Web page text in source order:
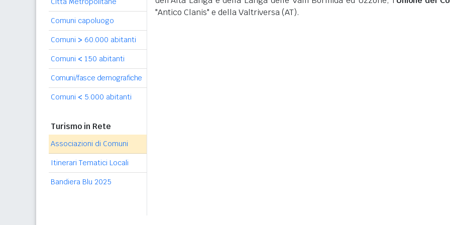
Comuni capoluogo
Comuni > 60.000 abitanti
Comuni < 150 abitanti
Comuni/fasce demografiche
Comuni < 5.000 abitanti
Turismo in Rete
Associazioni di Comuni
Itinerari Tematici Locali
Bandiera Blu 2025
"Antico Clanis" e della Valtriversa (AT).